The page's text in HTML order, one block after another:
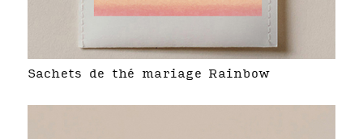
Sachets de thé mariage Rainbow